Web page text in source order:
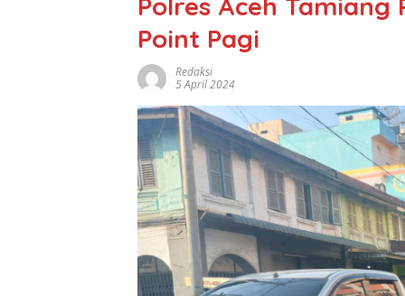
Point Pagi
Redaksi
5 April 2024